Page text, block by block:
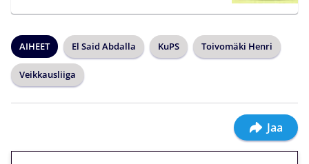
AIHEET El Said Abdalla KuPS Toivomäki Henri
Veikkausliiga
Jaa